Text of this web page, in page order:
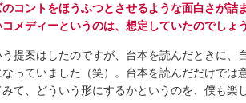
コントをほうふつとさせるような面白さが詰
メディーというのは、想定していたのでしょう
提案はしたのですが、台本を読んだときに、
っていました（笑）。台本を読んだだけでは
て、どういう形にするかというのを、僕も楽